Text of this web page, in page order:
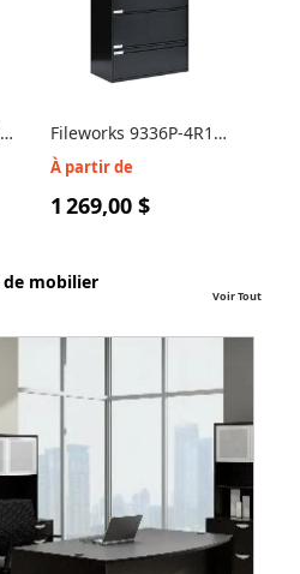
Fileworks 9336P-4R1H
Classeur latéral 4
À partir de
1 269,00 $
de mobilier
Voir Tout